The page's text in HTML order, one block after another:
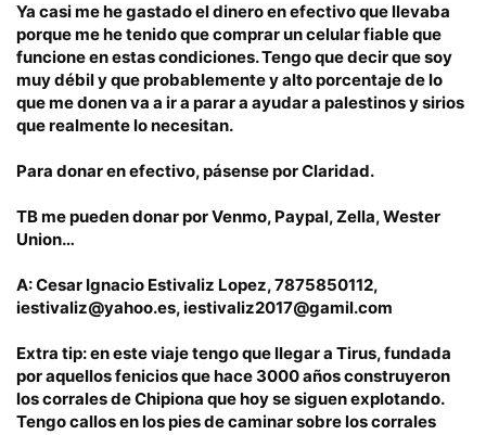
Ya casi me he gastado el dinero en efectivo que llevaba
porque me he tenido que comprar un celular fiable que
funcione en estas condiciones. Tengo que decir que soy
muy débil y que probablemente y alto porcentaje de lo
que me donen va a ir a parar a ayudar a palestinos y sirios
que realmente lo necesitan.
Para donar en efectivo, pásense por Claridad.
TB me pueden donar por Venmo, Paypal, Zella, Wester
Union…
A: Cesar Ignacio Estivaliz Lopez, 7875850112,
iestivaliz@yahoo.es, iestivaliz2017@gamil.com
Extra tip: en este viaje tengo que llegar a Tirus, fundada
por aquellos fenicios que hace 3000 años construyeron
los corrales de Chipiona que hoy se siguen explotando.
Tengo callos en los pies de caminar sobre los corrales